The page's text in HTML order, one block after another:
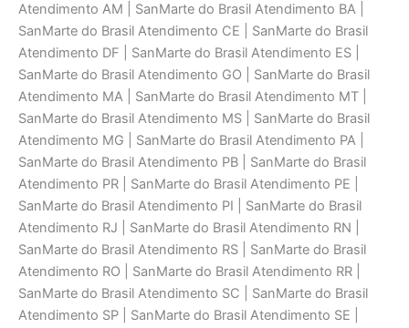
Atendimento AM | SanMarte do Brasil Atendimento BA |
SanMarte do Brasil Atendimento CE | SanMarte do Brasil
Atendimento DF | SanMarte do Brasil Atendimento ES |
SanMarte do Brasil Atendimento GO | SanMarte do Brasil
Atendimento MA | SanMarte do Brasil Atendimento MT |
SanMarte do Brasil Atendimento MS | SanMarte do Brasil
Atendimento MG | SanMarte do Brasil Atendimento PA |
SanMarte do Brasil Atendimento PB | SanMarte do Brasil
Atendimento PR | SanMarte do Brasil Atendimento PE |
SanMarte do Brasil Atendimento PI | SanMarte do Brasil
Atendimento RJ | SanMarte do Brasil Atendimento RN |
SanMarte do Brasil Atendimento RS | SanMarte do Brasil
Atendimento RO | SanMarte do Brasil Atendimento RR |
SanMarte do Brasil Atendimento SC | SanMarte do Brasil
Atendimento SP | SanMarte do Brasil Atendimento SE |